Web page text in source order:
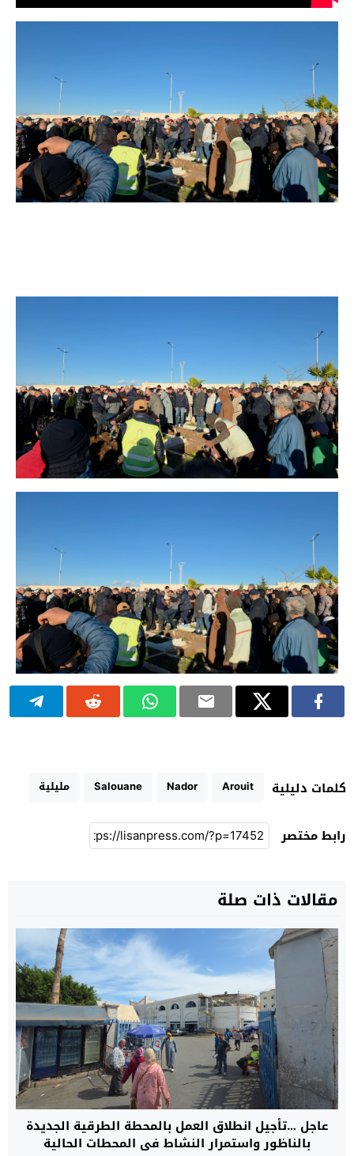
كلمات دليلية Arouit
Nador
Salouane مليلية
رابط مختصر
مقالات ذات صلة
عاجل …تأجيل انطلاق العمل بالمحطة الطرقية الجديدة
بالناظور واستمرار النشاط في المحطات الحالية